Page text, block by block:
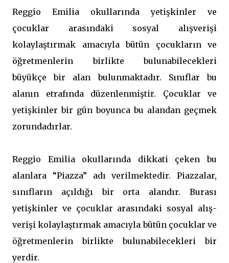
Reggio Emilia okullarında yetişkinler ve
çocuklar arasındaki sosyal alışverişi
kolaylaştırmak amacıyla bütün çocukların ve
öğretmenlerin birlikte bulunabilecekleri
büyükçe bir alan bulunmaktadır. Sınıflar bu
alanın etrafında düzenlenmiştir. Çocuklar ve
yetişkinler bir gün boyunca bu alandan geçmek
zorundadırlar.
Reggio Emilia okullarında dikkati çeken bu
alanlara “Piazza” adı verilmektedir. Piazzalar,
sınıfların açıldığı bir orta alandır. Burası
yetişkinler ve çocuklar arasındaki sosyal alış-
verişi kolaylaştırmak amacıyla bütün çocuklar ve
öğretmenlerin birlikte bulunabilecekleri bir
yerdir.